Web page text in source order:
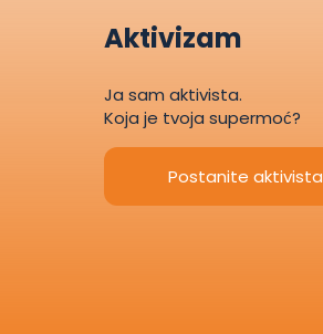
Aktivizam
Ja sam aktivista.
Koja je tvoja supermoć?
Postanite aktivista